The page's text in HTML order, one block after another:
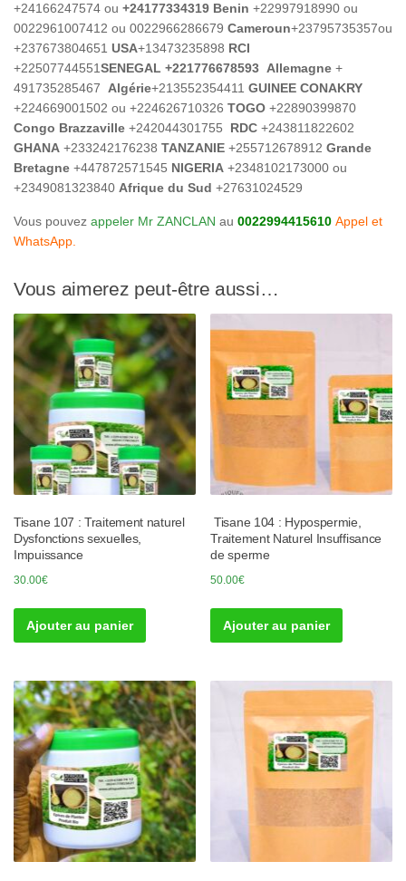
+24166247574 ou +24177334319 Benin +22997918990 ou
0022961007412 ou 0022966286679 Cameroun+23795735357ou
+237673804651 USA+13473235898 RCI
+22507744551SENEGAL +221776678593 Allemagne +
491735285467 Algérie+213552354411 GUINEE CONAKRY
+224669001502 ou +224626710326 TOGO +22890399870
Congo Brazzaville +242044301755 RDC +243811822602
GHANA +233242176238 TANZANIE +255712678912 Grande
Bretagne +447872571545 NIGERIA +2348102173000 ou
+2349081323840 Afrique du Sud +27631024529
Vous pouvez appeler Mr ZANCLAN au 0022994415610 Appel et
WhatsApp.
Vous aimerez peut-être aussi…
Tisane 107 : Traitement naturel
Dysfonctions sexuelles,
Impuissance
30.00€
Ajouter au panier
Tisane 104 : Hypospermie,
Traitement Naturel Insuffisance
de sperme
50.00€
Ajouter au panier